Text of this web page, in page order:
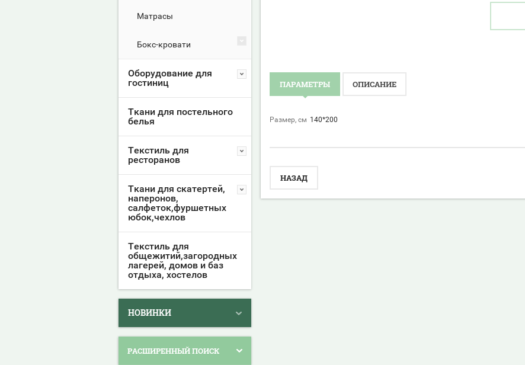
Матрасы
Бокс-кровати
Оборудование для
гостиниц
Ткани для постельного
белья
Текстиль для
ресторанов
Ткани для скатертей,
наперонов,
салфеток,фуршетных
юбок,чехлов
Текстиль для
общежитий,загородных
лагерей, домов и баз
отдыха, хостелов
НОВИНКИ
РАСШИРЕННЫЙ ПОИСК
ПАРАМЕТРЫ ОПИСАНИЕ
Размер, см 140*200
НАЗАД